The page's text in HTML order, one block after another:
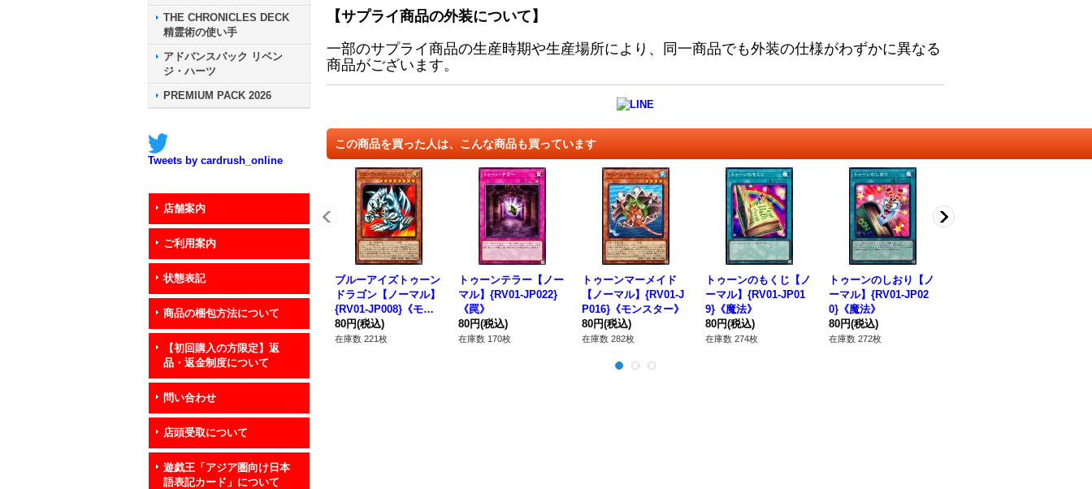
THE CHRONICLES DECK
精霊術の使い手
アドバンスパック リベン
ジ・ハーツ
PREMIUM PACK 2026
Tweets by cardrush_online
店舗案内
ご利用案内
状態表記
商品の梱包方法について
【初回購入の方限定】返
品・返金制度について
問い合わせ
店頭受取について
遊戯王「アジア圏向け日本
語表記カード」について
【サプライ商品の外装について】
一部のサプライ商品の生産時期や生産場所により、同一商品でも外装の仕様がわずかに異なる
商品がございます。
この商品を買った人は、こんな商品も買っています
ブルーアイズトゥーン
ドラゴン【ノーマル】
{RV01-JP008}《モン
スター》
80円(税込)
在庫数 221枚
トゥーンテラー【ノー
マル】{RV01-JP022}
《罠》
80円(税込)
在庫数 170枚
トゥーンマーメイド
【ノーマル】{RV01-J
P016}《モンスター》
80円(税込)
在庫数 282枚
トゥーンのもくじ【ノ
ーマル】{RV01-JP01
9}《魔法》
80円(税込)
在庫数 274枚
トゥーンのしおり【ノ
ーマル】{RV01-JP02
0}《魔法》
80円(税込)
在庫数 272枚